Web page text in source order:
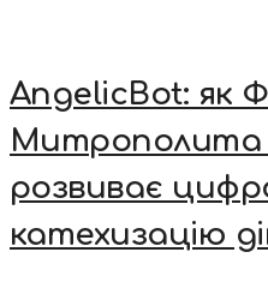
AngelicBot: як
Митрополита
розвиває
катехизацію